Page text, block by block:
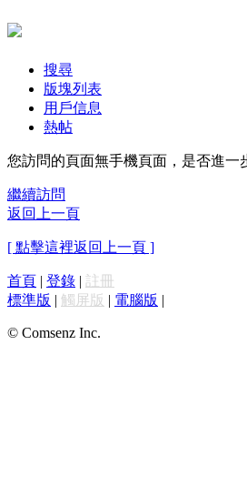
搜尋
版塊列表
用戶信息
熱帖
您訪問的頁面無手機頁面，是否進一
繼續訪問
返回上一頁
[ 點擊這裡返回上一頁 ]
首頁 | 登錄 | 註冊
標準版 | 觸屏版 | 電腦版 |
© Comsenz Inc.